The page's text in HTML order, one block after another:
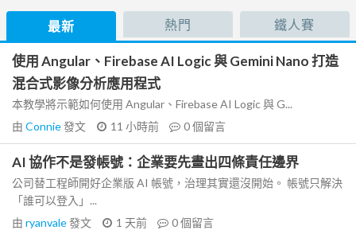
最新 熱門 鐵人賽
使用 Angular、Firebase AI Logic 與 Gemini Nano 打造
混合式影像分析應用程式
本教學將示範如何使用 Angular、Firebase AI Logic 與 G...
由 Connie發文 11 小時前 0個留言
AI 協作不是發帳號：企業要先畫出四條責任邊界
公司替工程師開好企業版 AI 帳號，治理其實還沒開始。 帳號只解決
「誰可以登入」...
由 ryanvale發文 1 天前 0個留言